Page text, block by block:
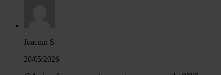
Joaquín S
20/05/2026